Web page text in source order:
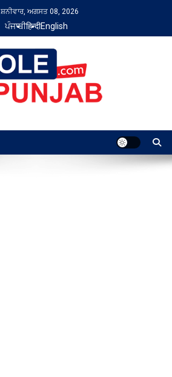
ਸ਼ਨੀਵਾਰ, ਅਗਸਤ 08, 2026
ਪੰਜਾਬੀहिन्दीEnglish